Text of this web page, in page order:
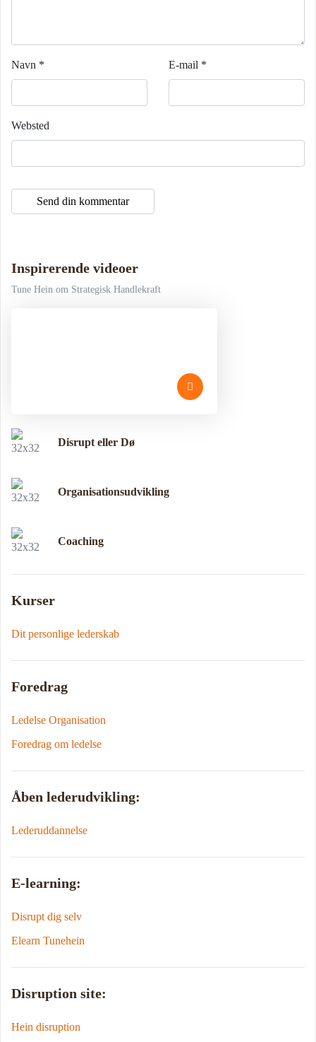
Navn * E-mail *
Websted
Inspirerende videoer
Tune Hein om Strategisk Handlekraft
Disrupt eller Dø
Organisationsudvikling
Coaching
Kurser
Dit personlige lederskab
Foredrag
Ledelse Organisation
Foredrag om ledelse
Åben lederudvikling:
Lederuddannelse
E-learning:
Disrupt dig selv
Elearn Tunehein
Disruption site:
Hein disruption